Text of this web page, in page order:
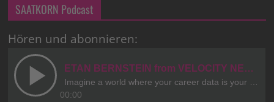
SAATKORN Podcast
Hören und abonnieren: